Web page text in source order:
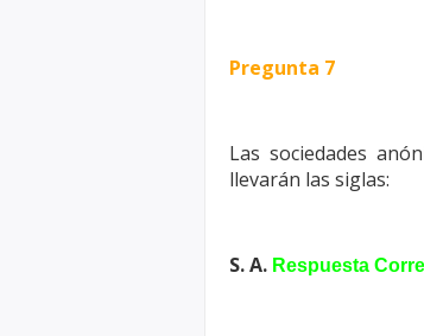
Pregunta 7
Las sociedades
llevarán las siglas:
S. A. Respuesta